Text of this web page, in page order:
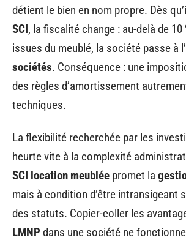
détient le bien en nom propre. Dès
SCI, la fiscalité change : au-delà de
issues du meublé, la société passe à l’
sociétés. Conséquence : une
des règles d’amortissement
techniques.
La flexibilité recherchée par les
heurte vite à la complexité
SCI location meublée promet la
mais à condition d’être intransigeant
des statuts. Copier-coller les
LMNP dans une société ne